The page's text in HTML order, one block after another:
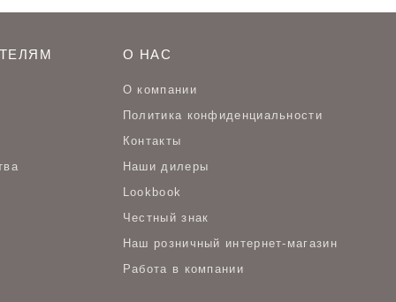
О НАС
О компании
Политика конфиденциальности
Контакты
Наши дилеры
Lookbook
Честный знак
Наш розничный интернет-магазин
Работа в компании